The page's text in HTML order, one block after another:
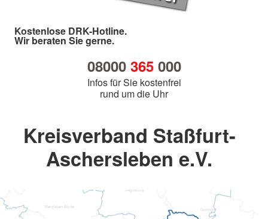
Kostenlose DRK-Hotline.
Wir beraten Sie gerne.
08000 365000
Infos für Sie kostenfrei
rund um die Uhr
Kreisverband Staßfurt-
Aschersleben e.V.